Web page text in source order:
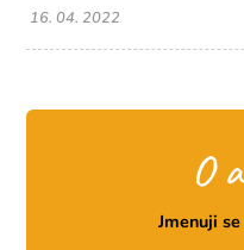
16. 04. 2022
O
Jmenuji